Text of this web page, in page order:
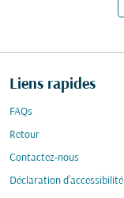
Liens rapides
FAQs
Retour
Contactez-nous
Déclaration d’accessibilité